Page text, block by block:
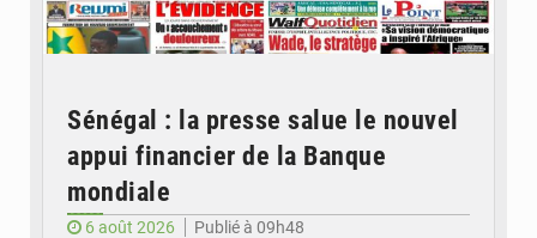
Sénégal : la presse salue le nouvel
appui financier de la Banque
mondiale
6 août 2026
Publié à 09h48